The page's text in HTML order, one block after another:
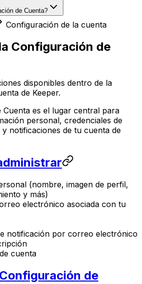
de Cuenta?
Configuración de la cuenta
Configuración de
disponibles dentro de la
de Keeper.
Cuenta es el lugar central para
personal, credenciales de
notificaciones de tu cuenta de
(nombre, imagen de perfil,
y más)
electrónico asociada con tu
notificación por correo electrónico
cuenta
de